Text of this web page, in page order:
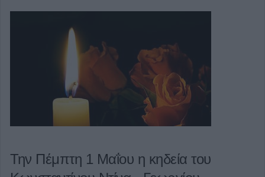
Την Πέμπτη 1 Μαΐου η κηδεία του